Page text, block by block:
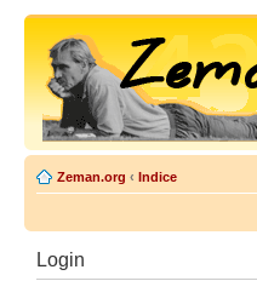
Zeman.org ‹ Indice
Login